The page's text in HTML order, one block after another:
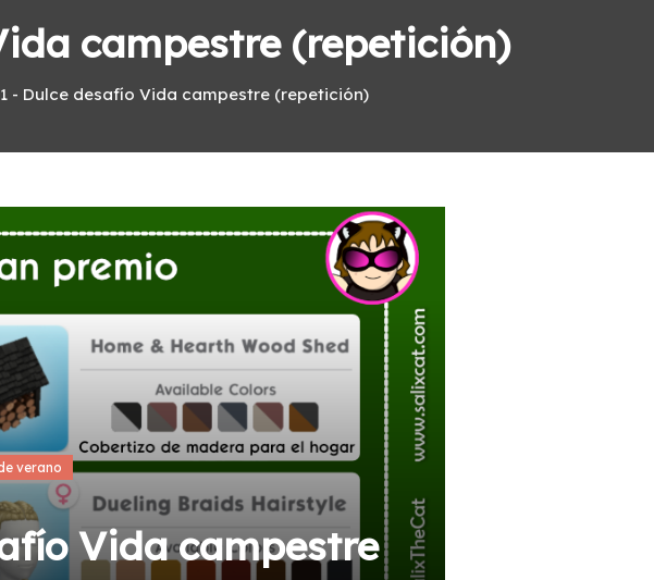
campestre (repetición)
- Dulce desafío Vida campestre (repetición)
verano
Vida campestre